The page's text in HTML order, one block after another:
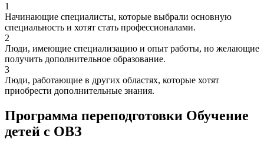
1
Начинающие специалисты, которые выбрали основную
специальность и хотят стать профессионалами.
2
Люди, имеющие специализацию и опыт работы, но желающие
получить дополнительное образование.
3
Люди, работающие в других областях, которые хотят
приобрести дополнительные знания.
Программа переподготовки Обучение
детей с ОВЗ